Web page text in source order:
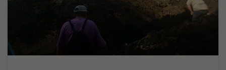
дежурства током ноћи, да обезбеде да водоснабдевање
улица обухваћеним хаваријом буде током ноћи […]